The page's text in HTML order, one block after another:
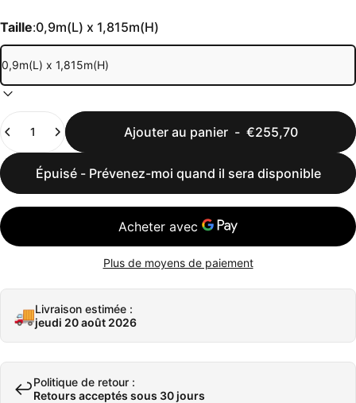
Taille:0,9m(L) x 1,815m(H)
Quantité
Ajouter au panier- €255,70
Épuisé - Prévenez-moi quand il sera disponible
Plus de moyens de paiement
🚚Livraison estimée :
jeudi 20 août 2026
↩️Politique de retour :
Retours acceptés sous 30 jours